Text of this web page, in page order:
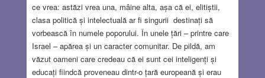
ce vrea: astăzi vrea una, mâine alta, așa că ei, elitiștii,
clasa politică și intelectuală ar fi singurii destinați să
vorbească în numele poporului. În unele țări – printre care
Israel – apărea și un caracter comunitar. De pildă, am
văzut oameni care credeau că ei sunt cei inteligenți și
educați fiindcă proveneau dintr-o țară europeană și erau